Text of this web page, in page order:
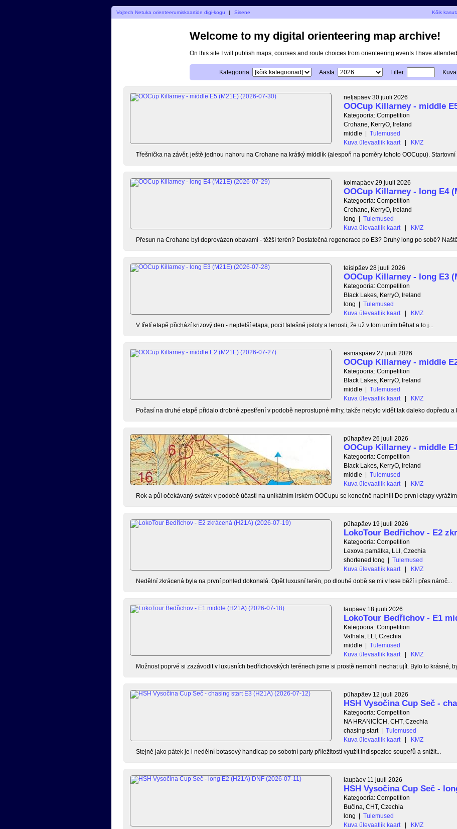
Vojtech Netuka orienteerumiskaartide digi-kogu | Sisene Kõik
Welcome to my digital orienteering map archive!
On this site I will publish maps, courses and route choices from orienteering events I have attended.
Kategooria: Aasta: Filter:
neljapäev 30 juuli 2026
OOCup Killarney - middle
Kategooria: Competition
Crohane, KerryO, Ireland
middle | Tulemused
Kuva ülevaatlik kaart
|
KMZ
Třešnička na závěr, ještě jednou nahoru na Crohane na krátký middlík (alespoň na poměry tohoto OOCupu). Startovní
kolmapäev 29 juuli 2026
OOCup Killarney - long E4
Kategooria: Competition
Crohane, KerryO, Ireland
long | Tulemused
Kuva ülevaatlik kaart
|
KMZ
Přesun na Crohane byl doprovázen obavami - těžší terén? Dostatečná regenerace po E3? Druhý long po sobě?
teisipäev 28 juuli 2026
OOCup Killarney - long E3
Kategooria: Competition
Black Lakes, KerryO, Ireland
long | Tulemused
Kuva ülevaatlik kaart
|
KMZ
V třetí etapě přichází krizový den - nejdelší etapa, pocit falešné jistoty a lenosti, že už v tom umím běhat a to j...
esmaspäev 27 juuli 2026
OOCup Killarney - middle
Kategooria: Competition
Black Lakes, KerryO, Ireland
middle | Tulemused
Kuva ülevaatlik kaart
|
KMZ
Počasí na druhé etapě přidalo drobné zpestření v podobě neprostupné mlhy, takže nebylo vidět tak daleko dopředu a
pühapäev 26 juuli 2026
OOCup Killarney - middle
Kategooria: Competition
Black Lakes, KerryO, Ireland
middle | Tulemused
Kuva ülevaatlik kaart
|
KMZ
Rok a půl očekávaný svátek v podobě účasti na unikátním irském OOCupu se konečně naplnil! Do první etapy
pühapäev 19 juuli 2026
LokoTour Bedřichov - E2
Kategooria: Competition
Lexova památka, LLI, Czechia
shortened long | Tulemused
Kuva ülevaatlik kaart
|
KMZ
Nedělní zkrácená byla na první pohled dokonalá. Opět luxusní terén, po dlouhé době se mi v lese běží i přes nároč...
laupäev 18 juuli 2026
LokoTour Bedřichov - E1
Kategooria: Competition
Valhala, LLI, Czechia
middle | Tulemused
Kuva ülevaatlik kaart
|
KMZ
Možnost poprvé si zazávodit v luxusních bedřichovských terénech jsme si prostě nemohli nechat ujít. Bylo to krásné,
pühapäev 12 juuli 2026
HSH Vysočina Cup Seč -
Kategooria: Competition
NA HRANICÍCH, CHT, Czechia
chasing start | Tulemused
Kuva ülevaatlik kaart
|
KMZ
Stejně jako pátek je i nedělní botasový handicap po sobotní party příležitostí využít indispozice soupeřů a snížit...
laupäev 11 juuli 2026
HSH Vysočina Cup Seč -
Kategooria: Competition
Bučina, CHT, Czechia
long | Tulemused
Kuva ülevaatlik kaart
|
KMZ